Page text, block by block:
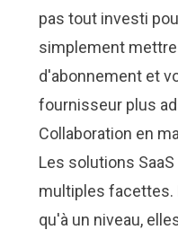
pas tout investi
simplement
d'abonnement et
fournisseur plus
Collaboration en
Les solutions
multiples facettes.
qu'à un niveau,